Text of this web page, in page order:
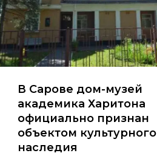
В Сарове дом-музей
академика Харитона
официально признан
объектом культурного
наследия